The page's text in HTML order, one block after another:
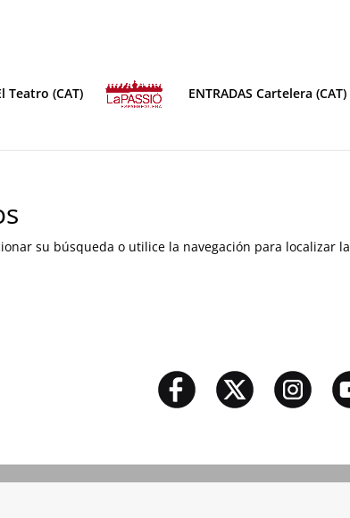
Teatro (CAT) ENTRADAS Cartelera (CAT)
su búsqueda o utilice la navegación para localizar la